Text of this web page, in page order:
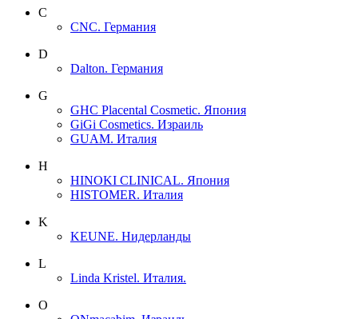
C
CNC. Германия
D
Dalton. Германия
G
GHC Placental Cosmetic. Япония
GiGi Cosmetics. Израиль
GUAM. Италия
H
HINOKI CLINICAL. Япония
HISTOMER. Италия
K
KEUNE. Нидерланды
L
Linda Kristel. Италия.
O